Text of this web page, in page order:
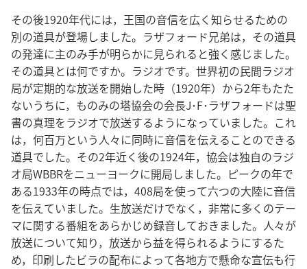
その後1920年代には，王国の音信を広く知らせるための
別の道具が登場しました。ラザフォード兄弟は，その道具
の発達に主のみ手が明らかに見られると強く感じました。
その道具とは何ですか。ラジオです。世界初の民間ラジオ
局が定期的な放送を開始した時（1920年）から2年もたた
ないうちに，ものみの塔協会の会長J･F･ラザフォードは聖
書の真理をラジオで放送するようになっていました。これ
は，何百万という人々に同時に音信を伝えることのできる
道具でした。その2年近く後の1924年，協会は独自のラジ
オ局WBBRをニューヨークに開局しました。ピークの年で
ある1933年の時点では，408局を使って六つの大陸に音信
を伝えていました。生放送だけでなく，非常に多くのテー
マに関する番組をあらかじめ録音しておきました。人々が
放送について知り，放送から益を得られるようにするた
め，印刷したビラの配布によって各地方で懸命な宣伝も行